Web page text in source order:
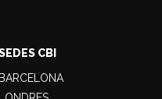
CBI
BARCELONA